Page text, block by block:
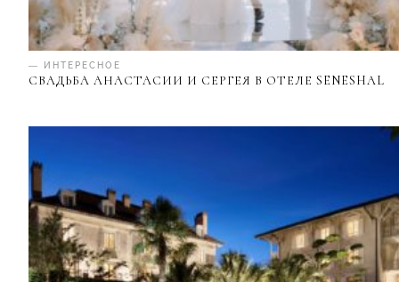
— ИНТЕРЕСНОЕ
СВАДЬБА АНАСТАСИИ И СЕРГЕЯ В ОТЕЛЕ SENESHAL